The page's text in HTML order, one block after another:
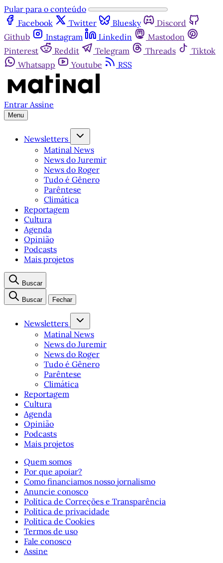
Pular para o conteúdo
Facebook
Twitter Bluesky
Discord
Github
Instagram Linkedin
Mastodon
Pinterest
Reddit Telegram Threads
Tiktok
Whatsapp
Youtube RSS
Entrar Assine
Menu
Newsletters
Matinal News
News do Juremir
News do Roger
Tudo é Gênero
Parêntese
Climática
Reportagem
Cultura
Agenda
Opinião
Podcasts
Mais projetos
Buscar
Buscar Fechar
Newsletters
Matinal News
News do Juremir
News do Roger
Tudo é Gênero
Parêntese
Climática
Reportagem
Cultura
Agenda
Opinião
Podcasts
Mais projetos
Quem somos
Por que apoiar?
Como financiamos nosso jornalismo
Anuncie conosco
Política de Correções e Transparência
Política de privacidade
Política de Cookies
Termos de uso
Fale conosco
Assine